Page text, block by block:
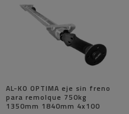
AL-KO OPTIMA eje sin freno
para remolque 750kg
1350mm 1840mm 4x100